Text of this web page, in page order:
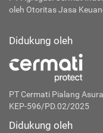
oleh Otoritas Jasa
Didukung oleh
PT Cermati Pialang
KEP-596/PD.02/2025
Didukung oleh